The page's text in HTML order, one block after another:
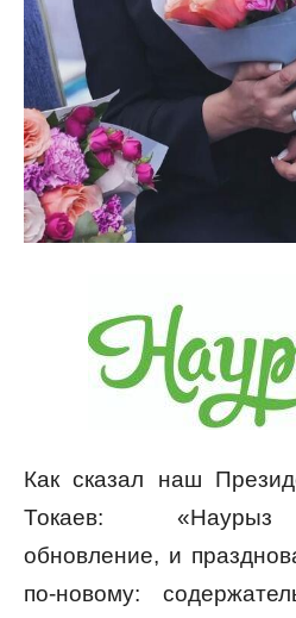
Как сказал наш
Токаев: «Наурыз
обновление, и
по-новому: